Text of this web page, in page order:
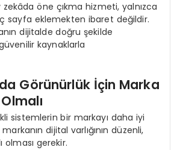
öne çıkma hizmeti, yalnızca
sayfa eklemekten ibaret değildir.
dijitalde doğru şekilde
kaynaklarla
Görünürlük İçin Marka
sistemlerin bir markayı daha iyi
dijital varlığının düzenli,
olması gerekir.